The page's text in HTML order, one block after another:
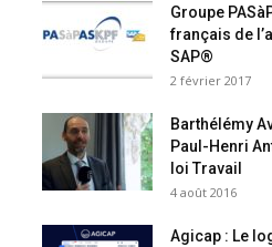
Groupe
français de
SAP®
2 février 2017
Barthélémy
Paul-Henri
loi Travail
4 août 2016
Agicap : Le